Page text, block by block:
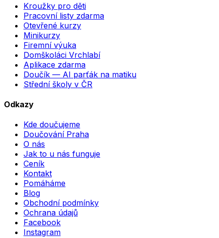
Kroužky pro děti
Pracovní listy zdarma
Otevřené kurzy
Minikurzy
Firemní výuka
Domškoláci Vrchlabí
Aplikace zdarma
Doučík — AI parťák na matiku
Střední školy v ČR
Odkazy
Kde doučujeme
Doučování Praha
O nás
Jak to u nás funguje
Ceník
Kontakt
Pomáháme
Blog
Obchodní podmínky
Ochrana údajů
Facebook
Instagram